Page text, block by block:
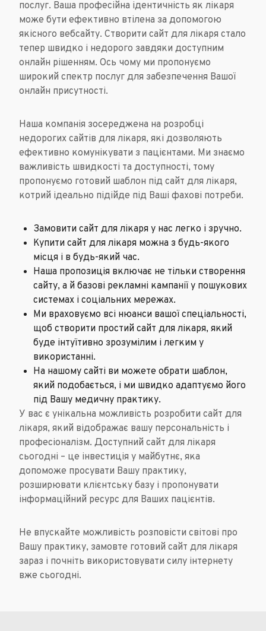
послуг. Ваша професійна ідентичність як лікаря
може бути ефективно втілена за допомогою
якісного вебсайту. Створити сайт для лікаря стало
тепер швидко і недорого завдяки доступним
онлайн рішенням. Ось чому ми пропонуємо
широкий спектр послуг для забезпечення Вашої
онлайн присутності.
Наша компанія зосереджена на розробці
недорогих сайтів для лікаря, які дозволяють
ефективно комунікувати з пацієнтами. Ми знаємо
важливість швидкості та доступності, тому
пропонуємо готовий шаблон під сайт для лікаря,
котрий ідеально підійде під Ваші фахові потреби.
Замовити сайт для лікаря у нас легко і зручно.
Купити сайт для лікаря можна з будь-якого
місця і в будь-який час.
Наша пропозиція включає не тільки створення
сайту, а й базові рекламні кампанії у пошукових
системах і соціальних мережах.
Ми враховуємо всі нюанси вашої спеціальності,
щоб створити простий сайт для лікаря, який
буде інтуїтивно зрозумілим і легким у
використанні.
На нашому сайті ви можете обрати шаблон,
який подобається, і ми швидко адаптуємо його
під Вашу медичну практику.
У вас є унікальна можливість розробити сайт для
лікаря, який відображає вашу персональність і
професіоналізм. Доступний сайт для лікаря
сьогодні – це інвестиція у майбутнє, яка
допоможе просувати Вашу практику,
розширювати клієнтську базу і пропонувати
інформаційний ресурс для Ваших пацієнтів.
Не впускайте можливість розповісти світові про
Вашу практику, замовте готовий сайт для лікаря
зараз і почніть використовувати силу інтернету
вже сьогодні.